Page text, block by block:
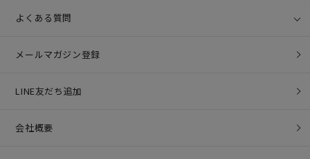
よくある質問
メールマガジン登録
LINE友だち追加
会社概要